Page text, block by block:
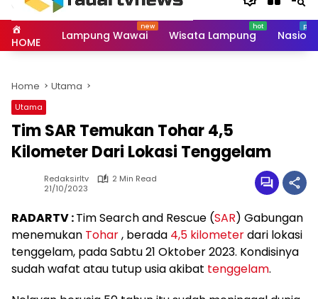
HOME Lampung Wawai Wisata Lampung
Home Utama
Utama
Tim SAR Temukan Tohar 4,5
Kilometer Dari Lokasi Tenggelam
Redaksirltv
2 Min Read
21/10/2023
RADARTV :Tim Search and Rescue (SAR) Gabungan
menemukan Tohar, berada 4,5 kilometerdari lokasi
tenggelam, pada Sabtu 21 Oktober 2023. Kondisinya
sudah wafat atau tutup usia akibat tenggelam.